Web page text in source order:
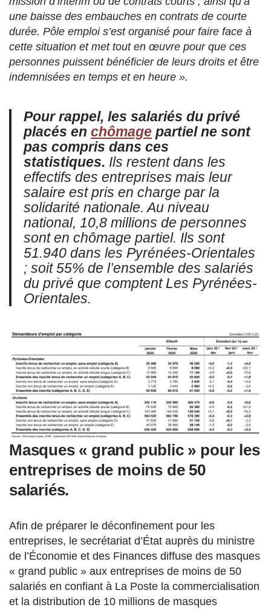
une baisse des embauches en contrats de courte
durée. Pôle emploi s’est organisé pour faire face à
cette situation et met tout en œuvre pour que ces
personnes puissent bénéficier de leurs droits et être
indemnisées en temps et en heure ».
Pour rappel, les salariés du privé
placés en chômage partiel ne sont
pas compris dans ces
statistiques. Ils restent dans les
effectifs des entreprises mais leur
salaire est pris en charge par la
solidarité nationale. Au niveau
national, 10,8 millions de personnes
sont en chômage partiel. Ils sont
51.940 dans les Pyrénées-Orientales
; soit 55% de l’ensemble des salariés
du privé que comptent Les Pyrénées-
Orientales.
Masques « grand public » pour les
entreprises de moins de 50
salariés.
Afin de préparer le déconfinement pour les
entreprises, le secrétariat d’État auprès du ministre
de l’Économie et des Finances diffuse des masques
« grand public » aux entreprises de moins de 50
salariés en confiant à La Poste la commercialisation
et la distribution de 10 millions de masques